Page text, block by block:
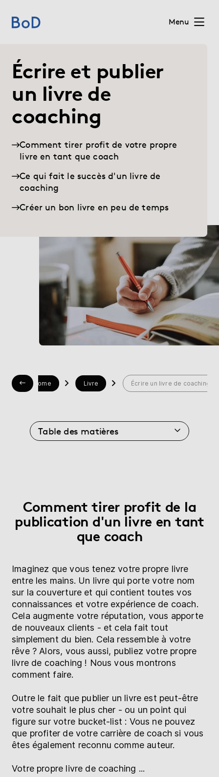
Menu
Home
Services
Sur BoD
Pour les éditeurs
myBoD Nouveau projet de livre
Écrire et publier
un livre de
coaching
Comment tirer profit de votre propre
livre en tant que coach
Ce qui fait le succès d'un livre de
coaching
Créer un bon livre en peu de temps
Home Livre Écrire un livre de coaching
Table des matières
Comment tirer profit de la
publication d'un livre en tant
que coach
Imaginez que vous tenez votre propre livre
entre les mains. Un livre qui porte votre nom
sur la couverture et qui contient toutes vos
connaissances et votre expérience de coach.
Cela augmente votre réputation, vous apporte
de nouveaux clients - et cela fait tout
simplement du bien. Cela ressemble à votre
rêve ? Alors, vous aussi, publiez votre propre
livre de coaching ! Nous vous montrons
comment faire.
Outre le fait que publier un livre est peut-être
votre souhait le plus cher - ou un point qui
figure sur votre bucket-list : Vous ne pouvez
que profiter de votre carrière de coach si vous
êtes également reconnu comme auteur.
Votre propre livre de coaching ...